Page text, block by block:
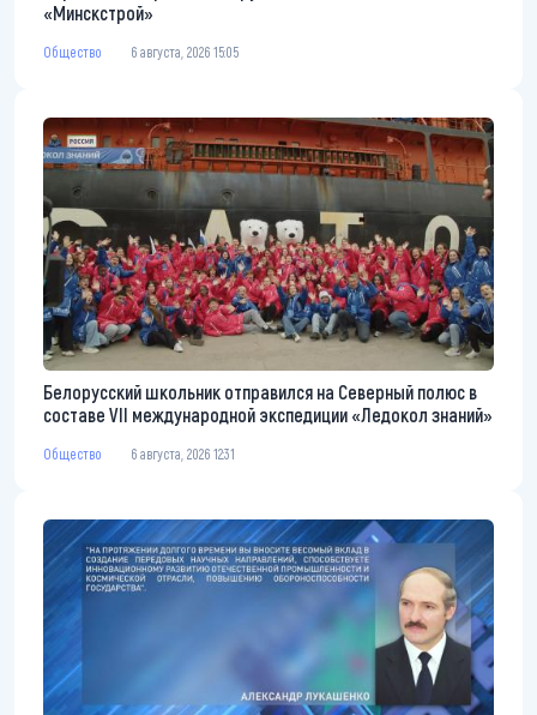
«Минскстрой»
Общество 6 августа, 2026 15:05
Белорусский школьник отправился на Северный полюс в
составе VII международной экспедиции «Ледокол знаний»
Общество 6 августа, 2026 12:31